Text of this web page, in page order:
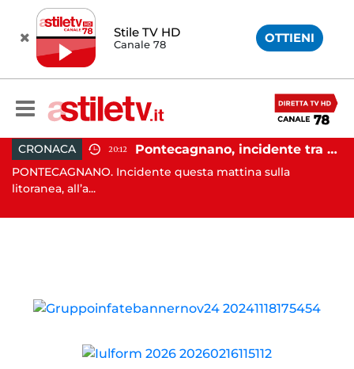
Stile TV HD
Canale 78 OTTIENI
CRONACA 20:12 Pontecagnano, incidente tra due auto: 4 feriti
PONTECAGNANO. Incidente questa mattina sulla
litoranea, all’a...